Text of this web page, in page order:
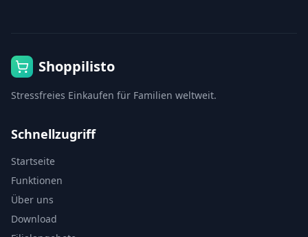
Shoppilisto
Stressfreies Einkaufen für Familien weltweit.
Schnellzugriff
Startseite
Funktionen
Über uns
Download